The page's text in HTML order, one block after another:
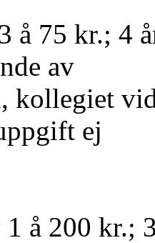
å 75 kr.; 4
av
kollegiet
ej
å 200 kr.;